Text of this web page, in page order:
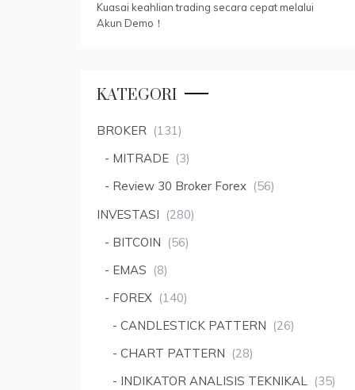
Kuasai keahlian trading secara cepat melalui
Akun Demo！
KATEGORI
BROKER (131)
MITRADE (3)
Review 30 Broker Forex (56)
INVESTASI (280)
BITCOIN (56)
EMAS (8)
FOREX (140)
CANDLESTICK PATTERN (26)
CHART PATTERN (28)
INDIKATOR ANALISIS TEKNIKAL (35)